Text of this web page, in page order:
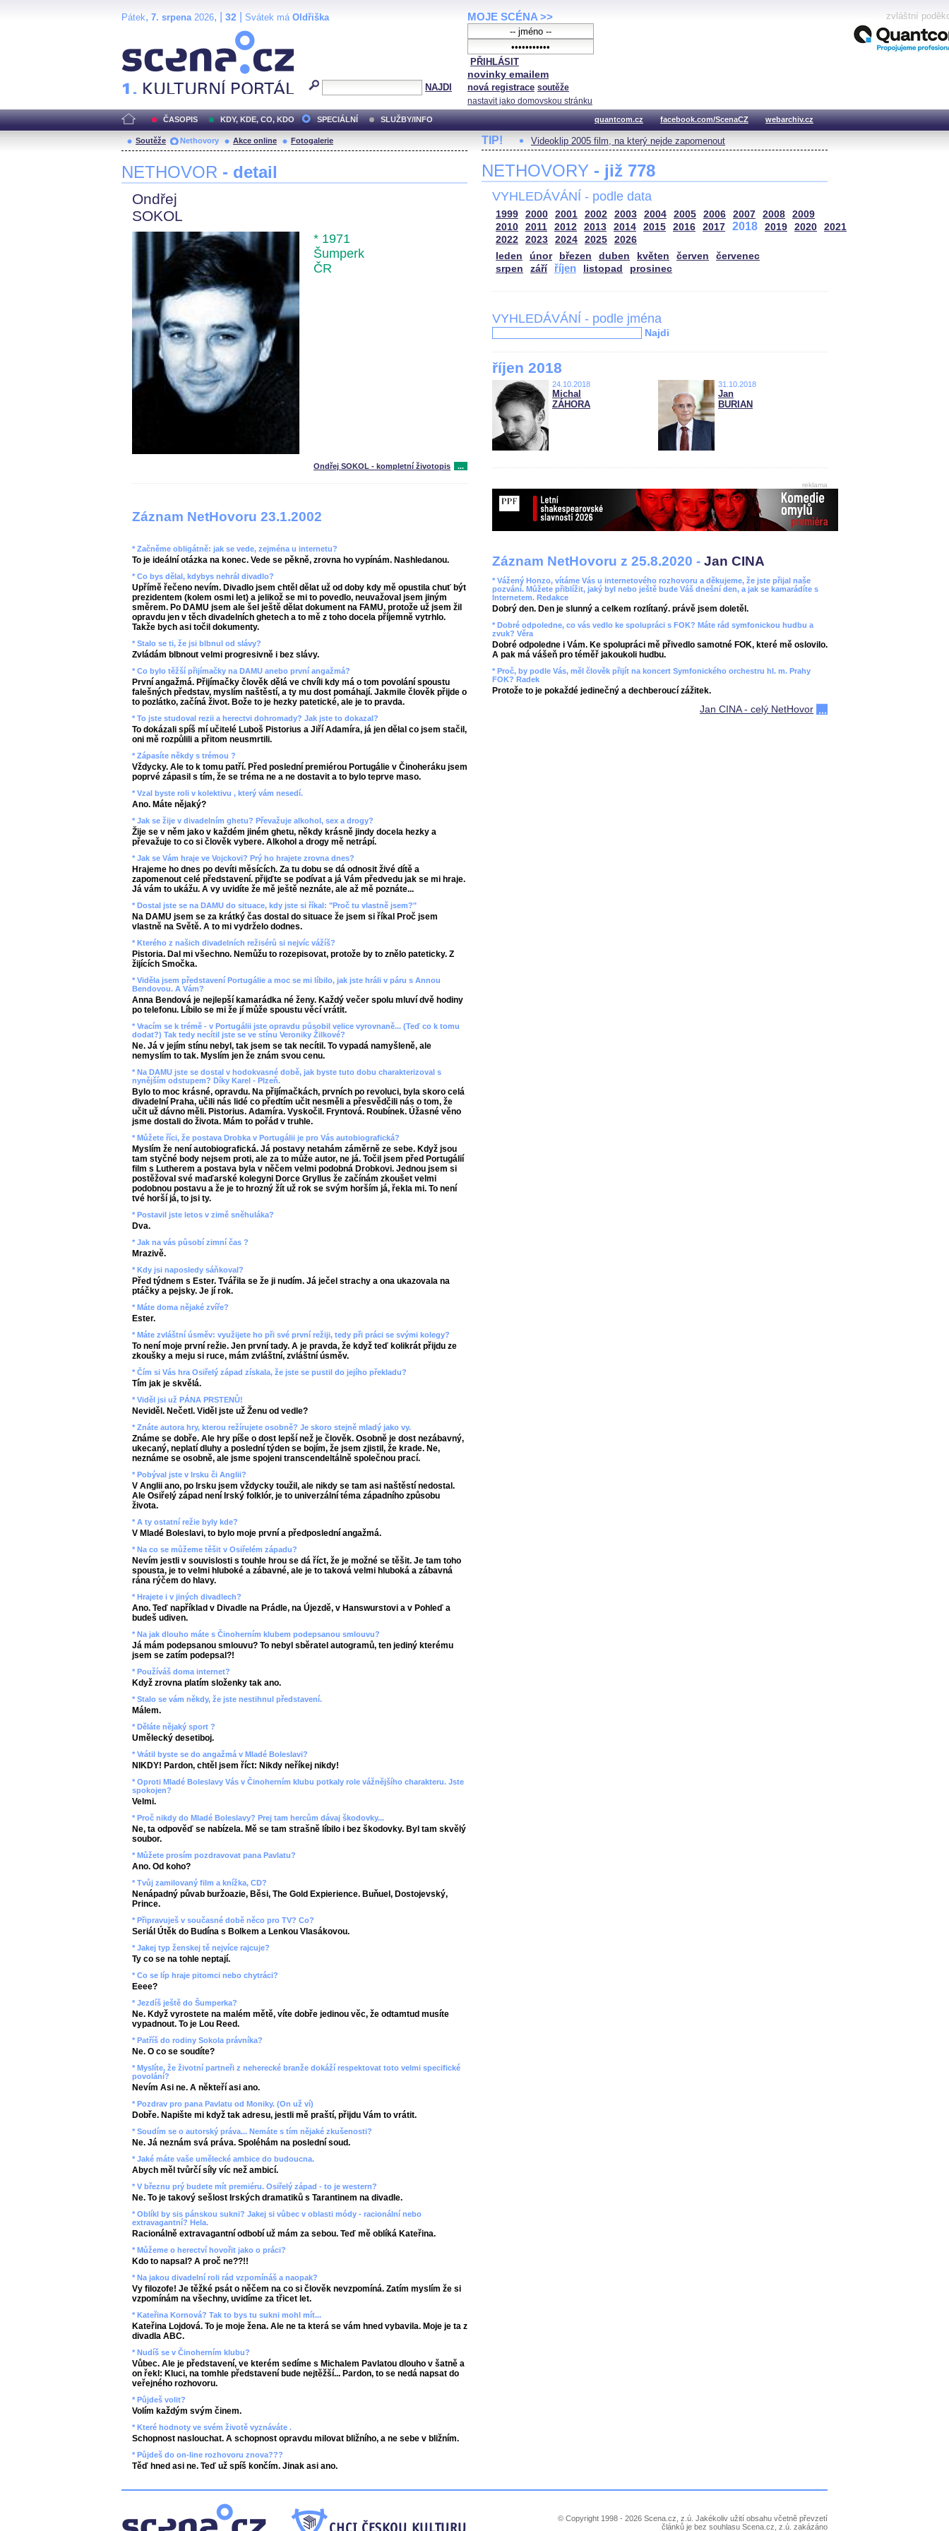
Pátek, 7. srpena2026, | 32 Svátek má Oldřiška
NAJDI
MOJE SCÉNA >>
PŘIHLÁSIT
novinky emailem
nová registrace soutěže
nastavit jako domovskou stránku
zvláštní
ČASOPIS KDY, KDE, CO, KDO SPECIÁLNÍ SLUŽBY/INFO quantcom.cz facebook.com/ScenaCZ webarchiv.cz
Soutěže Nethovory Akce online Fotogalerie
NETHOVOR - detail
Ondřej
SOKOL
* 1971
Šumperk
ČR
Ondřej SOKOL - kompletní životopis ...
Záznam NetHovoru 23.1.2002
* Začněme obligátně: jak se vede, zejména u internetu?
To je ideální otázka na konec. Vede se pěkně, zrovna ho vypínám. Nashledanou.
* Co bys dělal, kdybys nehrál divadlo?
Upřímě řečeno nevím. Divadlo jsem chtěl dělat už od doby kdy mě opustila chuť být
prezidentem (kolem osmi let) a jelikož se mi to povedlo, neuvažoval jsem jiným
směrem. Po DAMU jsem ale šel ještě dělat dokument na FAMU, protože už jsem žil
opravdu jen v těch divadelních ghetech a to mě z toho docela příjemně vytrhlo.
Takže bych asi točil dokumenty.
* Stalo se ti, že jsi blbnul od slávy?
Zvládám blbnout velmi progresivně i bez slávy.
* Co bylo těžší přijímačky na DAMU anebo první angažmá?
První angažmá. Přijímačky člověk dělá ve chvíli kdy má o tom povolání spoustu
falešných představ, myslím naštěstí, a ty mu dost pomáhají. Jakmile člověk přijde o
to pozlátko, začíná život. Bože to je hezky patetické, ale je to pravda.
* To jste studoval rezii a herectvi dohromady? Jak jste to dokazal?
To dokázali spíš mí učitelé Luboš Pistorius a Jiří Adamíra, já jen dělal co jsem stačil,
oni mě rozpůlili a přitom neusmrtili.
* Zápasíte někdy s trémou ?
Vždycky. Ale to k tomu patří. Před poslední premiérou Portugálie v Činoheráku jsem
poprvé zápasil s tím, že se tréma ne a ne dostavit a to bylo teprve maso.
* Vzal byste roli v kolektivu , který vám nesedí.
Ano. Máte nějaký?
* Jak se žije v divadelním ghetu? Převažuje alkohol, sex a drogy?
Žije se v něm jako v každém jiném ghetu, někdy krásně jindy docela hezky a
převažuje to co si člověk vybere. Alkohol a drogy mě netrápí.
* Jak se Vám hraje ve Vojckovi? Prý ho hrajete zrovna dnes?
Hrajeme ho dnes po devíti měsících. Za tu dobu se dá odnosit živé dítě a
zapomenout celé představení. přijďte se podívat a já Vám předvedu jak se mi hraje.
Já vám to ukážu. A vy uvidíte že mě ještě neznáte, ale až mě poznáte...
* Dostal jste se na DAMU do situace, kdy jste si říkal: "Proč tu vlastně jsem?"
Na DAMU jsem se za krátký čas dostal do situace že jsem si říkal Proč jsem
vlastně na Světě. A to mi vydrželo dodnes.
* Kterého z našich divadelních režisérů si nejvíc vážíš?
Pistoria. Dal mi všechno. Nemůžu to rozepisovat, protože by to znělo pateticky. Z
žijících Smočka.
* Viděla jsem představení Portugálie a moc se mi líbilo, jak jste hráli v páru s Annou
Bendovou. A Vám?
Anna Bendová je nejlepší kamarádka né ženy. Každý večer spolu mluví dvě hodiny
po telefonu. Líbilo se mi že jí může spoustu věcí vrátit.
* Vracím se k trémě - v Portugálii jste opravdu působil velice vyrovnaně... (Teď co k tomu
dodat?) Tak tedy necítil jste se ve stínu Veroniky Žilkové?
Ne. Já v jejím stínu nebyl, tak jsem se tak necítil. To vypadá namyšleně, ale
nemyslím to tak. Myslím jen že znám svou cenu.
* Na DAMU jste se dostal v hodokvasné době, jak byste tuto dobu charakterizoval s
nynějším odstupem? Díky Karel - Plzeň.
Bylo to moc krásné, opravdu. Na přijímačkách, prvních po revoluci, byla skoro celá
divadelní Praha, učili nás lidé co předtím učit nesměli a přesvědčili nás o tom, že
učit už dávno měli. Pistorius. Adamíra. Vyskočil. Fryntová. Roubínek. Úžasné věno
jsme dostali do života. Mám to pořád v truhle.
* Můžete říci, že postava Drobka v Portugálii je pro Vás autobiografická?
Myslím že není autobiografická. Já postavy netahám záměrně ze sebe. Když jsou
tam styčné body nejsem proti, ale za to může autor, ne já. Točil jsem před Portugálií
film s Lutherem a postava byla v něčem velmi podobná Drobkovi. Jednou jsem si
postěžoval své maďarské kolegyni Dorce Gryllus že začínám zkoušet velmi
podobnou postavu a že je to hrozný žít už rok se svým horším já, řekla mi. To není
tvé horší já, to jsi ty.
* Postavil jste letos v zimě sněhuláka?
Dva.
* Jak na vás působí zimní čas ?
Mrazivě.
* Kdy jsi naposledy sáňkoval?
Před týdnem s Ester. Tvářila se že ji nudím. Já ječel strachy a ona ukazovala na
ptáčky a pejsky. Je jí rok.
* Máte doma nějaké zvíře?
Ester.
* Máte zvláštní úsměv: využijete ho při své první režiji, tedy při práci se svými kolegy?
To není moje první režie. Jen první tady. A je pravda, že když teď kolikrát přijdu ze
zkoušky a meju si ruce, mám zvláštní, zvláštní úsměv.
* Čím si Vás hra Osiřelý západ získala, že jste se pustil do jejího překladu?
Tím jak je skvělá.
* Viděl jsi už PÁNA PRSTENŮ!
Neviděl. Nečetl. Viděl jste už Ženu od vedle?
* Znáte autora hry, kterou režírujete osobně? Je skoro stejně mladý jako vy.
Známe se dobře. Ale hry píše o dost lepší než je člověk. Osobně je dost nezábavný,
ukecaný, neplatí dluhy a poslední týden se bojím, že jsem zjistil, že krade. Ne,
neznáme se osobně, ale jsme spojeni transcendeltálně společnou prací.
* Pobýval jste v Irsku či Anglii?
V Anglii ano, po Irsku jsem vždycky toužil, ale nikdy se tam asi naštěstí nedostal.
Ale Osiřelý západ není Irský folklór, je to univerzální téma západního způsobu
života.
* A ty ostatní režie byly kde?
V Mladé Boleslavi, to bylo moje první a předposlední angažmá.
* Na co se můžeme těšit v Osiřelém západu?
Nevím jestli v souvislosti s touhle hrou se dá říct, že je možné se těšit. Je tam toho
spousta, je to velmi hluboké a zábavné, ale je to taková velmi hluboká a zábavná
rána rýčem do hlavy.
* Hrajete i v jiných divadlech?
Ano. Teď například v Divadle na Prádle, na Újezdě, v Hanswurstovi a v Pohleď a
budeš udiven.
* Na jak dlouho máte s Činoherním klubem podepsanou smlouvu?
Já mám podepsanou smlouvu? To nebyl sběratel autogramů, ten jediný kterému
jsem se zatím podepsal?!
* Používáš doma internet?
Když zrovna platím složenky tak ano.
* Stalo se vám někdy, že jste nestihnul představení.
Málem.
* Děláte nějaký sport ?
Umělecký desetiboj.
* Vrátil byste se do angažmá v Mladé Boleslavi?
NIKDY! Pardon, chtěl jsem říct: Nikdy neříkej nikdy!
* Oproti Mladé Boleslavy Vás v Činoherním klubu potkaly role vážnějšího charakteru. Jste
spokojen?
Velmi.
* Proč nikdy do Mladé Boleslavy? Prej tam hercům dávaj škodovky...
Ne, ta odpověď se nabízela. Mě se tam strašně líbilo i bez škodovky. Byl tam skvělý
soubor.
* Můžete prosím pozdravovat pana Pavlatu?
Ano. Od koho?
* Tvůj zamilovaný film a knížka, CD?
Nenápadný půvab buržoazie, Běsi, The Gold Expierience. Buňuel, Dostojevský,
Prince.
* Připravuješ v současné době něco pro TV? Co?
Seriál Útěk do Budína s Bolkem a Lenkou Vlasákovou.
* Jakej typ ženskej tě nejvíce rajcuje?
Ty co se na tohle neptají.
* Co se líp hraje pitomci nebo chytráci?
Eeee?
* Jezdíš ještě do Šumperka?
Ne. Když vyrostete na malém mětě, víte dobře jedinou věc, že odtamtud musíte
vypadnout. To je Lou Reed.
* Patříš do rodiny Sokola právníka?
Ne. O co se soudíte?
* Myslíte, že životní partneři z neherecké branže dokáží respektovat toto velmi specifické
povolání?
Nevím Asi ne. A někteří asi ano.
* Pozdrav pro pana Pavlatu od Moniky. (On už ví)
Dobře. Napište mi když tak adresu, jestli mě praští, přijdu Vám to vrátit.
* Soudím se o autorský práva... Nemáte s tím nějaké zkušenosti?
Ne. Já neznám svá práva. Spoléhám na poslední soud.
* Jaké máte vaše umělecké ambice do budoucna.
Abych měl tvůrčí síly víc než ambicí.
* V březnu prý budete mít premiéru. Osiřelý západ - to je western?
Ne. To je takový sešlost Irských dramatiků s Tarantinem na divadle.
* Oblíkl by sis pánskou sukni? Jakej si vůbec v oblasti módy - racionální nebo
extravagantní? Hela.
Racionálně extravagantní odbobí už mám za sebou. Teď mě oblíká Kateřina.
* Můžeme o herectví hovořit jako o práci?
Kdo to napsal? A proč ne??!!
* Na jakou divadelní roli rád vzpomínáš a naopak?
Vy filozofe! Je těžké psát o něčem na co si člověk nevzpomíná. Zatím myslím že si
vzpomínám na všechny, uvidíme za třicet let.
* Kateřina Kornová? Tak to bys tu sukni mohl mít...
Kateřina Lojdová. To je moje žena. Ale ne ta která se vám hned vybavila. Moje je ta z
divadla ABC.
* Nudíš se v Činoherním klubu?
Vůbec. Ale je představení, ve kterém sedíme s Michalem Pavlatou dlouho v šatně a
on řekl: Kluci, na tomhle představení bude nejtěžší... Pardon, to se nedá napsat do
veřejného rozhovoru.
* Půjdeš volit?
Volím každým svým činem.
* Které hodnoty ve svém životě vyznáváte .
Schopnost naslouchat. A schopnost opravdu milovat bližního, a ne sebe v bližním.
* Půjdeš do on-line rozhovoru znova???
Těď hned asi ne. Teď už spíš končím. Jinak asi ano.
TIP! Videoklip 2005 film, na který nejde zapomenout
NETHOVORY - již 778
VYHLEDÁVÁNÍ - podle data
1999 2000 2001 2002 2003 2004 2005 2006 2007 2008
2009
2010
2011 2012 2013 2014 2015 2016 2017 2018 2019 2020
2021
2022
2023 2024 2025
2026
leden
únor březen duben květen červen
červenec
srpen
září říjen listopad prosinec
VYHLEDÁVÁNÍ - podle jména
Najdi
říjen 2018
24.10.2018
Michal
ZÁHORA
31.10.2018
Jan
BURIAN
reklama
Záznam NetHovoru z 25.8.2020 - Jan CINA
* Vážený Honzo, vítáme Vás u internetového rozhovoru a děkujeme, že jste přijal naše
pozvání. Můžete přiblížit, jaký byl nebo ještě bude Váš dnešní den, a jak se kamarádíte s
Internetem. Redakce
Dobrý den. Den je slunný a celkem rozlítaný. právě jsem doletěl.
* Dobré odpoledne, co vás vedlo ke spolupráci s FOK? Máte rád symfonickou hudbu a
zvuk? Věra
Dobré odpoledne i Vám. Ke spolupráci mě přivedlo samotné FOK, které mě oslovilo.
A pak má vášeň pro téměř jakoukoli hudbu.
* Proč, by podle Vás, měl člověk přijít na koncert Symfonického orchestru hl. m. Prahy
FOK? Radek
Protože to je pokaždé jedinečný a dechberoucí zážitek.
Jan CINA - celý NetHovor
© Copyright 1998 - 2026 Scena.cz, z.ú. Jakékoliv užití obsahu včetně převzetí
článků je bez souhlasu Scena.cz, z.ú. zakázáno